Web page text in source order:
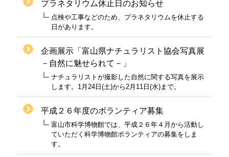
プラネタリウム休止日のお知らせ
点検や工事などのため、プラネタリウムを休止する
日があります。
企画展示「富山県ナチュラリスト協会写真展
－自然に魅せられて－」
ナチュラリストが撮影した自然に関する写真を展示
します。1月24日(土)から2月11日(水)まで。
平成２６年度のボランティア募集
富山市科学博物館では、平成２６年４月から活動し
ていただく科学博物館ボランティアの募集をしま
す。